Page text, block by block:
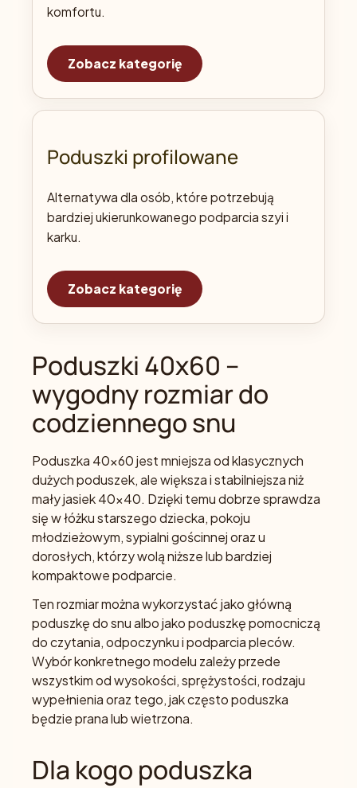
komfortu.
Zobacz kategorię
Poduszki profilowane
Alternatywa dla osób, które potrzebują
bardziej ukierunkowanego podparcia szyi i
karku.
Zobacz kategorię
Poduszki 40x60 –
wygodny rozmiar do
codziennego snu
Poduszka 40x60 jest mniejsza od klasycznych
dużych poduszek, ale większa i stabilniejsza niż
mały jasiek 40x40. Dzięki temu dobrze sprawdza
się w łóżku starszego dziecka, pokoju
młodzieżowym, sypialni gościnnej oraz u
dorosłych, którzy wolą niższe lub bardziej
kompaktowe podparcie.
Ten rozmiar można wykorzystać jako główną
poduszkę do snu albo jako poduszkę pomocniczą
do czytania, odpoczynku i podparcia pleców.
Wybór konkretnego modelu zależy przede
wszystkim od wysokości, sprężystości, rodzaju
wypełnienia oraz tego, jak często poduszka
będzie prana lub wietrzona.
Dla kogo poduszka